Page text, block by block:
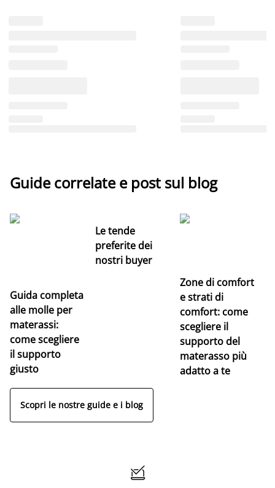
Guide correlate e post sul blog
Guida completa
alle molle per
materassi:
come scegliere
il supporto
giusto
Le tende
preferite dei
nostri buyer
Zone di comfort
e strati di
comfort: come
scegliere il
supporto del
materasso più
adatto a te
Scopri le nostre guide e i blog
